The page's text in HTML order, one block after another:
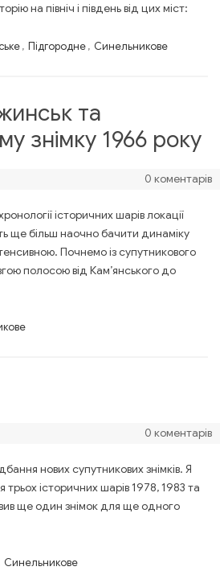
на північ і південь від цих міст:
, Підгородне, Синельникове
та
знімку 1966 року
0 коментарів
історичних шарів локації
ще більш наочно бачити динаміку
Почнемо із супутникового
полосою від Кам’янського до
0 коментарів
нових супутникових знімків. Я
історичних шарів 1978, 1983 та
ще один знімок для ще одного
Синельникове